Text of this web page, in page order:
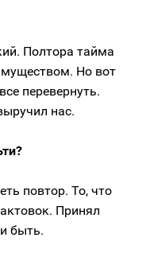
Полтора тайма
Но вот
перевернуть.
нас.
повтор. То, что
Принял
быть.